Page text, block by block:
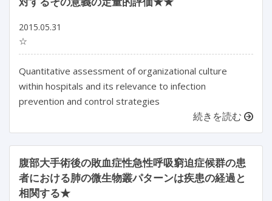
2015.05.31
☆
Quantitative assessment of organizational culture
within hospitals and its relevance to infection
prevention and control strategies
続きを読む
腹部大手術後の敗血症性急性呼吸窮迫症候群の患
者における肺の微生物叢パターンは疾患の経過と
相関する★